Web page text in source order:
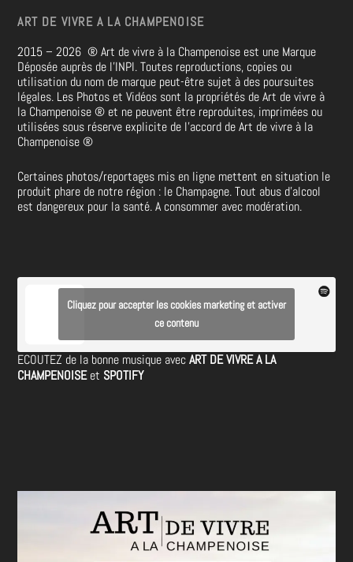
ART DE VIVRE A LA CHAMPENOISE
2015 – 2026®Art de vivre à la Champenoise est une Marque
Déposée auprès de l’INPI. Toutes reproductions, copies ou
utilisation du nom de marque peut-être sujet à des poursuites
légales. Les Photos et Vidéos sont la propriétés de Art de vivre à
la Champenoise® et ne peuvent être reproduites, imprimées ou
utilisées sous réserve explicite de l’accord de Art de vivre à la
Champenoise®
Certaines photos/reportages mis en ligne mettent en situation le
produit phare de notre région : le Champagne. Tout abus d’alcool
est dangereux pour la santé. A consommer avec modération.
Cliquez pour accepter les cookies marketing et activer
ce contenu
ECOUTEZ de la bonne musique avecART DE VIVRE A LA
CHAMPENOISEet SPOTIFY